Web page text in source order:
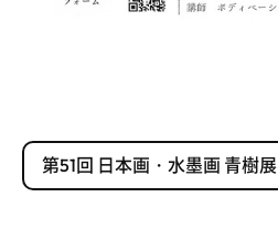
第51回 日本画・水墨画 青樹展